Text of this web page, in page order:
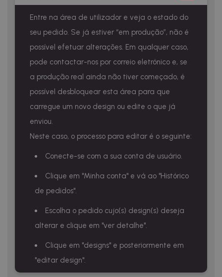
Entre na área de utilizador e veja o estado do
seu pedido. Se já estiver “em produção”, não é
possível efetuar alterações. Em qualquer caso,
pode contactar-nos por correio eletrónico e, se
a produção real ainda não tiver começado, é
possível desbloquear esta área para que
carregue um novo design ou edite o que já
enviou.
Neste caso, o processo para editar é o seguinte:
Conecte-se com a sua conta de usuário.
Clique em "Minha conta" e vá ao "Histórico
de pedidos".
Escolha o pedido cujo(s) design(s) deseja
alterar e clique em "ver detalhe".
Clique em "designs" e posteriormente em
"editar design".